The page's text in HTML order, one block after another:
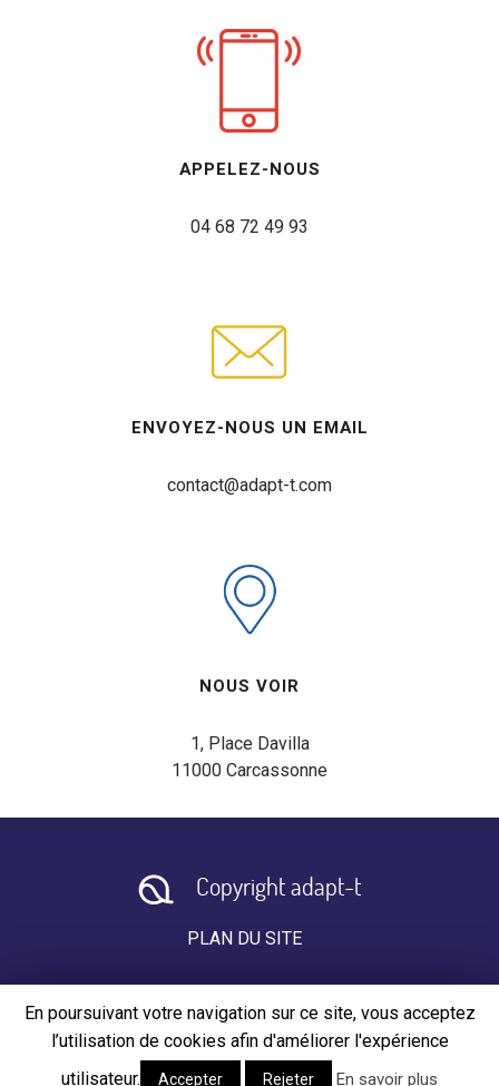
APPELEZ-NOUS
04 68 72 49 93
ENVOYEZ-NOUS UN EMAIL
contact@adapt-t.com
NOUS VOIR
1, Place Davilla
11000 Carcassonne
Copyright adapt-t
PLAN DU SITE
MENTIONS LÉGALES
En poursuivant votre navigation sur ce site, vous acceptez
l’utilisation de cookies afin d'améliorer l'expérience
utilisateur.
Accepter Rejeter En savoir plus